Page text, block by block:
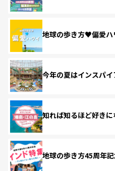
地球の歩き方♥偏愛ハ
今年の夏はインスパイ
知れば知るほど好き
地球の歩き方45周年